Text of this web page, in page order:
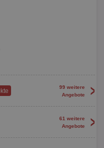
99 weitere
Angebote
>
61 weitere
Angebote
>